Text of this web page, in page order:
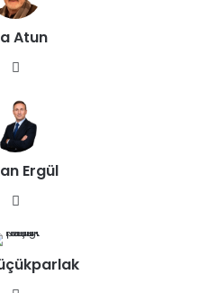
Atun
esi
Ergül
sit
esi